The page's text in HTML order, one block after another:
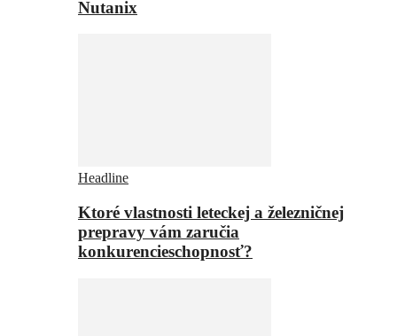
Nutanix
Headline
Ktoré vlastnosti leteckej a železničnej
prepravy vám zaručia
konkurencieschopnosť?